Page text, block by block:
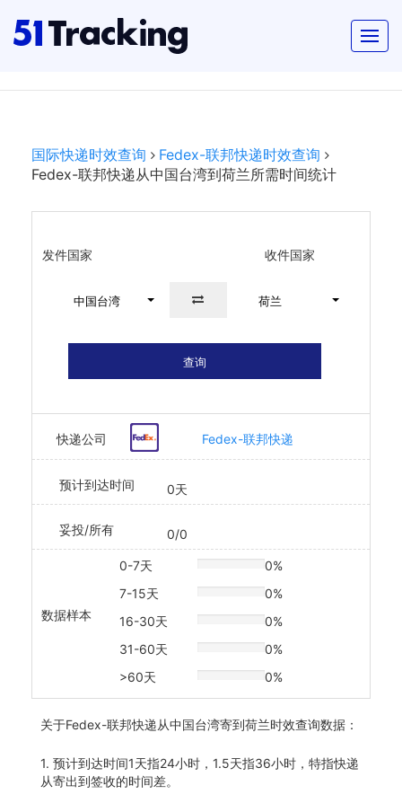
国际快递时效查询
Fedex-联邦快递时效查询
Fedex-联邦快递从中国台湾到荷兰所需时间统计
发件国家 收件国家
中国台湾 荷兰
查询
快递公司 Fedex-联邦快递
预计到达时间 0天
妥投/所有 0/0
数据样本
0-7天 20% Complete0%
7-15天
20% Complete0%
16-30天
20% Complete0%
31-60天
20% Complete0%
>60天
20% Complete0%
关于Fedex-联邦快递从中国台湾寄到荷兰时效查询数据：
1. 预计到达时间1天指24小时，1.5天指36小时，特指快递
从寄出到签收的时间差。